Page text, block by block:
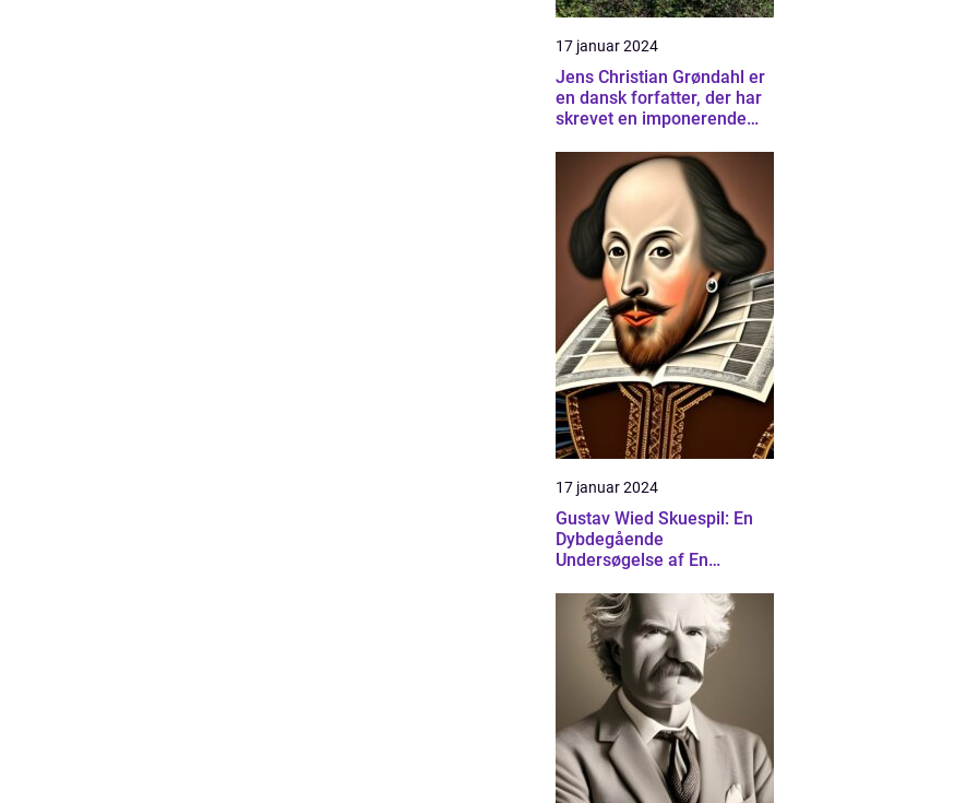
17 januar 2024
Jens Christian Grøndahl er
en dansk forfatter, der har
skrevet en imponerende
debut i 1985
17 januar 2024
Gustav Wied Skuespil: En
Dybdegående
Undersøgelse af En